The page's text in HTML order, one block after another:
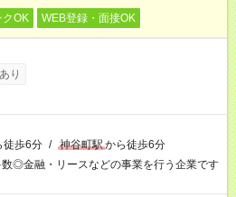
クOK WEB登録・面接OK
り
徒歩6分 / 神谷町駅から徒歩6分
◎金融・リースなどの事業を行う企業です